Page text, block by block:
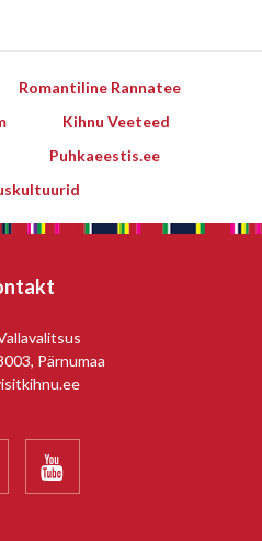
Romantiline Rannatee
Kihnu Veeteed
Puhkaeestis.ee
Pärnumaa
